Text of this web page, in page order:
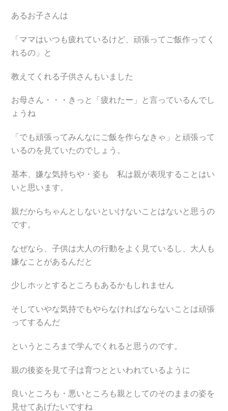
あるお子さんは
「ママはいつも疲れているけど、頑張ってご飯作ってく
れるの」と
教えてくれる子供さんもいました
お母さん・・・きっと「疲れたー」と言っているんでし
ょうね
「でも頑張ってみんなにご飯を作らなきゃ」と頑張って
いるのを見ていたのでしょう。
基本、嫌な気持ちや・姿も 私は親が表現することはい
いと思います。
親だからちゃんとしないといけないことはないと思うの
です。
なぜなら、子供は大人の行動をよく見ているし、大人も
嫌なことがあるんだと
少しホッとするところもあるかもしれません
そしていやな気持でもやらなければならないことは頑張
ってするんだ
というところまで学んでくれると思うのです。
親の後姿を見て子は育つとといわれているように
良いところも・悪いところも親としてのそのままの姿を
見せてあげたいですね